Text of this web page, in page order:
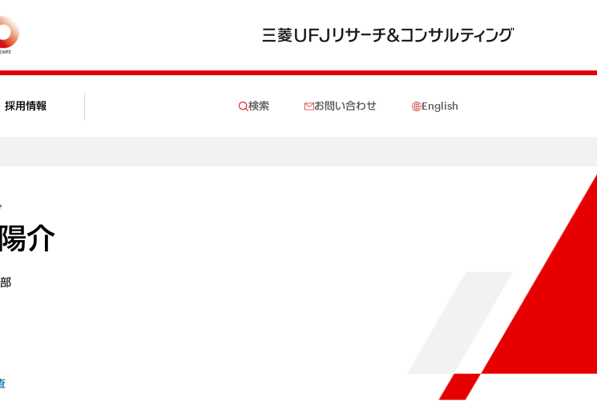
採用情報 検索 お問い合わせ English
介